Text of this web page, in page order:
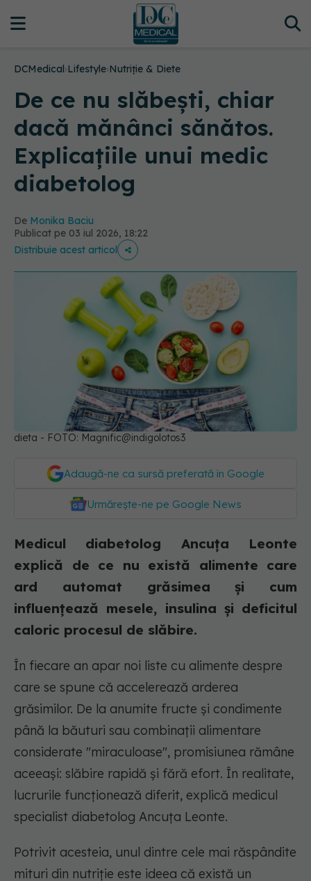
DCMedical›Lifestyle›Nutriție & Diete
De ce nu slăbești, chiar
dacă mănânci sănătos.
Explicațiile unui medic
diabetolog
De Monika Baciu
Publicat pe 03 iul 2026, 18:22
Distribuie acest articol
dieta - FOTO: Magnific@indigolotos3
Adaugă-ne ca sursă preferată în Google
Urmărește-ne pe Google News
Medicul diabetolog Ancuța Leonte
explică de ce nu există alimente care
ard automat grăsimea și cum
influențează mesele, insulina și deficitul
caloric procesul de slăbire.
În fiecare an apar noi liste cu alimente despre
care se spune că accelerează arderea
grăsimilor. De la anumite fructe și condimente
până la băuturi sau combinații alimentare
considerate "miraculoase", promisiunea rămâne
aceeași: slăbire rapidă și fără efort. În realitate,
lucrurile funcționează diferit, explică medicul
specialist diabetolog Ancuța Leonte.
Potrivit acesteia, unul dintre cele mai răspândite
mituri din nutriție este ideea că există un